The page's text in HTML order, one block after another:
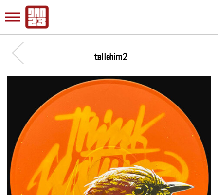
tellehim2